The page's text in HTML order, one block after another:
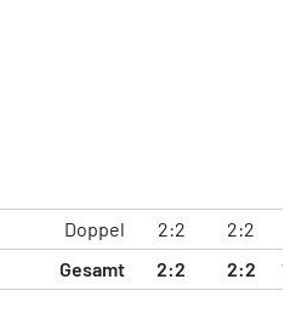
Doppel 2:2 2:2
Gesamt
2:2 2:2